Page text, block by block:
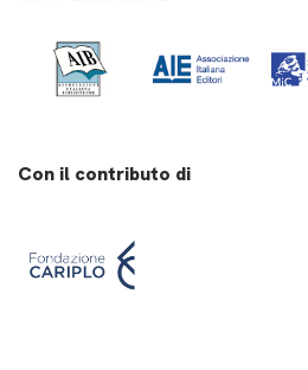
Con il contributo di